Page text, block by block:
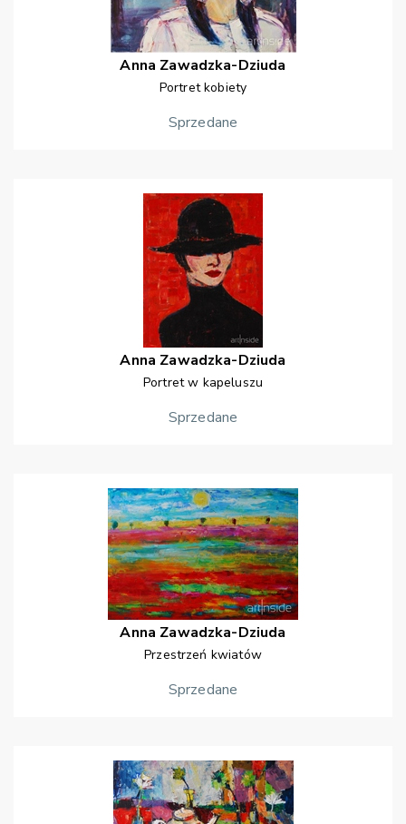
Anna Zawadzka-Dziuda
Portret kobiety
Sprzedane
Anna Zawadzka-Dziuda
Portret w kapeluszu
Sprzedane
Anna Zawadzka-Dziuda
Przestrzeń kwiatów
Sprzedane